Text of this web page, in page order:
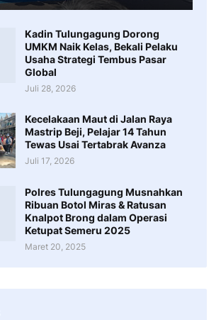
Kadin Tulungagung Dorong
UMKM Naik Kelas, Bekali Pelaku
Usaha Strategi Tembus Pasar
Global
Juli 28, 2026
Kecelakaan Maut di Jalan Raya
Mastrip Beji, Pelajar 14 Tahun
Tewas Usai Tertabrak Avanza
Juli 17, 2026
Polres Tulungagung Musnahkan
Ribuan Botol Miras & Ratusan
Knalpot Brong dalam Operasi
Ketupat Semeru 2025
Maret 20, 2025